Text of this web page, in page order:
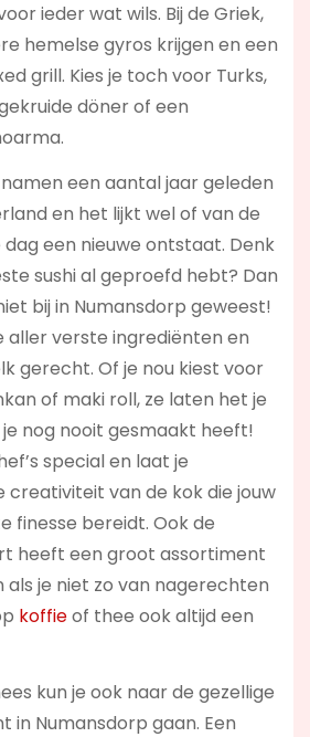
ieder wat wils. Bij de Griek,
hemelse gyros krijgen en een
grill. Kies je toch voor Turks,
döner of een
een aantal jaar geleden
en het lijkt wel of van de
een nieuwe ontstaat. Denk
sushi al geproefd hebt? Dan
bij in Numansdorp geweest!
aller verste ingrediënten en
gerecht. Of je nou kiest voor
of maki roll, ze laten het je
nog nooit gesmaakt heeft!
special en laat je
creativiteit van de kok die jouw
finesse bereidt. Ook de
heeft een groot assortiment
als je niet zo van nagerechten
koffieof thee ook altijd een
kun je ook naar de gezellige
in Numansdorp gaan. Een